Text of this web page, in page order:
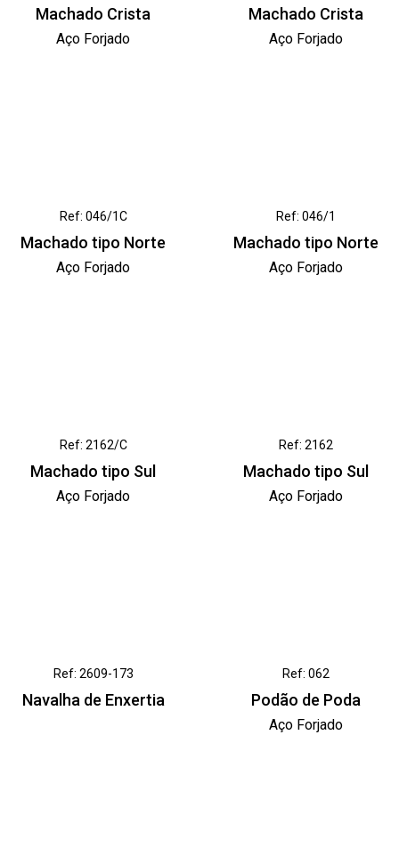
Machado Crista
Aço Forjado
Machado Crista
Aço Forjado
Ref: 046/1C
Machado tipo Norte
Aço Forjado
Ref: 046/1
Machado tipo Norte
Aço Forjado
Ref: 2162/C
Machado tipo Sul
Aço Forjado
Ref: 2162
Machado tipo Sul
Aço Forjado
Ref: 2609-173
Navalha de Enxertia
Ref: 062
Podão de Poda
Aço Forjado